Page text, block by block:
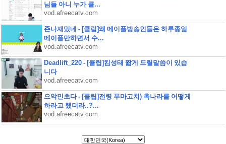
님들 아니 누가 클...
vod.afreecatv.com
죤나재밌네 - [클립]왜 메이플방송인들은 하루종일
메이플만하면서 수...
vod.afreecatv.com
Deadlift_220 - [클립]킴성태 짧게 드릴말씀이 있습
니다
vod.afreecatv.com
으악민초다 - [클립]전령 푸마고치) 촉나라를 어떻게
하라고 했더라..?...
vod.afreecatv.com